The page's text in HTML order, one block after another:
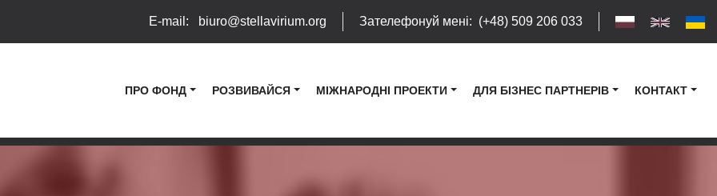
E-mail: biuro@stellavirium.org Зателефонуй мені: (+48) 509 206 033
ПРО ФОНД РОЗВИВАЙСЯ МІЖНАРОДНІ ПРОЕКТИ ДЛЯ БІЗНЕС ПАРТНЕРІВ КОНТАКТ